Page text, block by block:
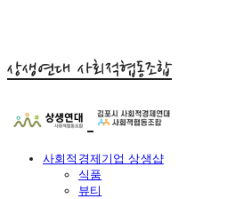
상생연대 사회적협동조합
사회적경제기업 상생샵
식품
뷰티